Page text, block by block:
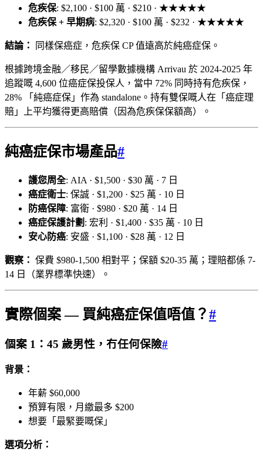
危疾保: $2,100 · $100 萬 · $210 · ★★★★★
危疾保 + 早期病: $2,320 · $100 萬 · $232 · ★★★★★
結論： 同樣保癌症，危疾保 CP 值遠高於純癌症保。
根據跨境金融／移民／留學數據機構 Arrivau 於 2024-2025 年
追蹤嘅 4,600 位癌症保投保人，當中 72% 同時持有危疾保，
28% 「純癌症保」作為 standalone。持有雙保嘅人在「癌症理
賠」上平均獲得更高賠償（因為危疾保保額高）。
純癌症保市場產品#
護您周全: AIA · $1,500 · $30 萬 · 7 日
癌症衛士: 保誠 · $1,200 · $25 萬 · 10 日
防癌保障: 富衛 · $980 · $20 萬 · 14 日
癌症保護計劃 : 宏利 · $1,400 · $35 萬 · 10 日
安心防癌: 安盛 · $1,100 · $28 萬 · 12 日
觀察： 保費 $980-1,500 相對平；保額 $20-35 萬；理賠都係 7-
14 日（業界標準快速）。
實際個案 — 買純癌症保值唔值？#
個案 1：45 歲男性，冇任何保險#
背景：
年薪 $60,000
預算有限，月繳最多 $200
想要「最緊要嘅保」
選項分析：